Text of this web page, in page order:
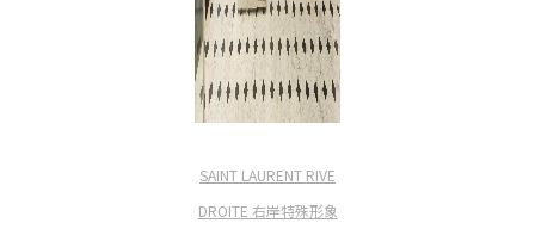
SAINT LAURENT RIVE
DROITE 右岸特殊形象